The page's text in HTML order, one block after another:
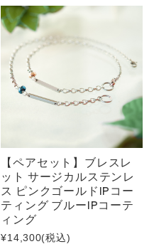
【ペアセット】ブレスレ
ット サージカルステンレ
ス ピンクゴールドIPコー
ティング ブルーIPコーテ
ィング
¥14,300(税込)